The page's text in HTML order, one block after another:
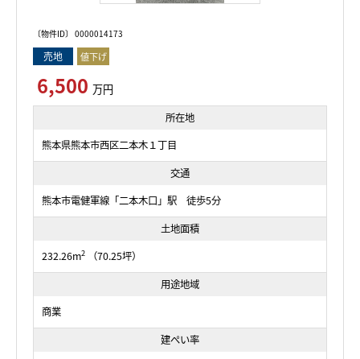
〔物件ID〕 0000014173
売地 値下げ
6,500 万円
所在地
熊本県熊本市西区二本木１丁目
交通
熊本市電健軍線「二本木口」駅 徒歩5分
土地面積
232.26m2
（70.25坪）
用途地域
商業
建ぺい率